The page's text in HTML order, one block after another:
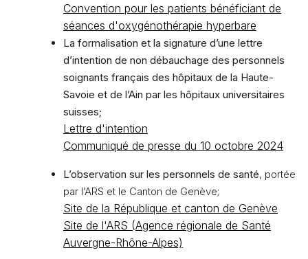
Convention pour les patients bénéficiant de
séances d'oxygénothérapie hyperbare
La formalisation et la signature d’une lettre
d’intention de non débauchage des personnels
soignants français des hôpitaux de la Haute-
Savoie et de l’Ain par les hôpitaux universitaires
suisses;
Lettre d'intention
Communiqué de presse du 10 octobre 2024
L’observation sur les personnels de santé, portée
par l’ARS et le Canton de Genève;
Site de la République et canton de Genève
Site de l'ARS (Agence régionale de Santé
Auvergne-Rhône-Alpes)